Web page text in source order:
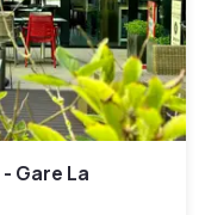
Gare La